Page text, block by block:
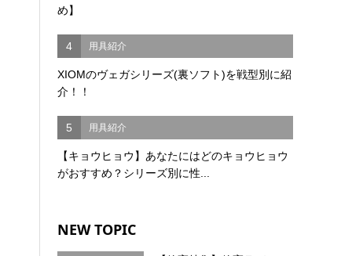
め】
4 用具紹介
XIOMのヴェガシリーズ(裏ソフト)を戦型別に紹
介！！
5 用具紹介
【キョウヒョウ】あなたにはどのキョウヒョウ
がおすすめ？シリーズ別に性...
NEW TOPIC